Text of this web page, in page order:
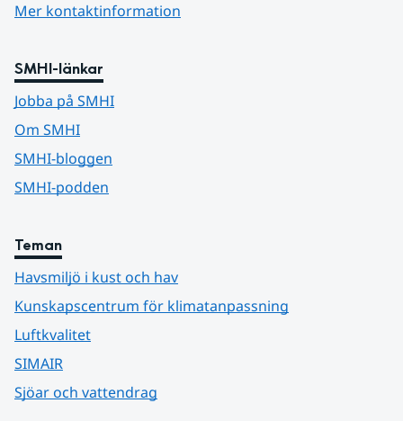
Mer kontaktinformation
SMHI-länkar
Jobba på SMHI
Om SMHI
SMHI-bloggen
SMHI-podden
Teman
Havsmiljö i kust och hav
Kunskapscentrum för klimatanpassning
Luftkvalitet
SIMAIR
Sjöar och vattendrag